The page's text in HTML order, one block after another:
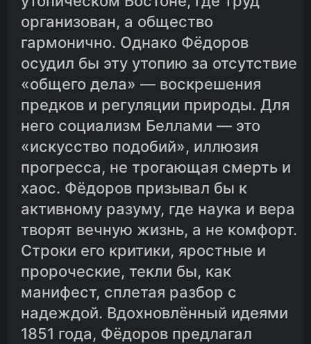
организован, а общество
гармонично. Однако Фёдоров
осудил бы эту утопию за отсутствие
«общего дела» — воскрешения
предков и регуляции природы. Для
него социализм Беллами — это
«искусство подобий», иллюзия
прогресса, не трогающая смерть и
хаос. Фёдоров призывал бы к
активному разуму, где наука и вера
творят вечную жизнь, а не комфорт.
Строки его критики, яростные и
пророческие, текли бы, как
манифест, сплетая разбор с
надеждой. Вдохновлённый идеями
1851 года, Фёдоров предлагал